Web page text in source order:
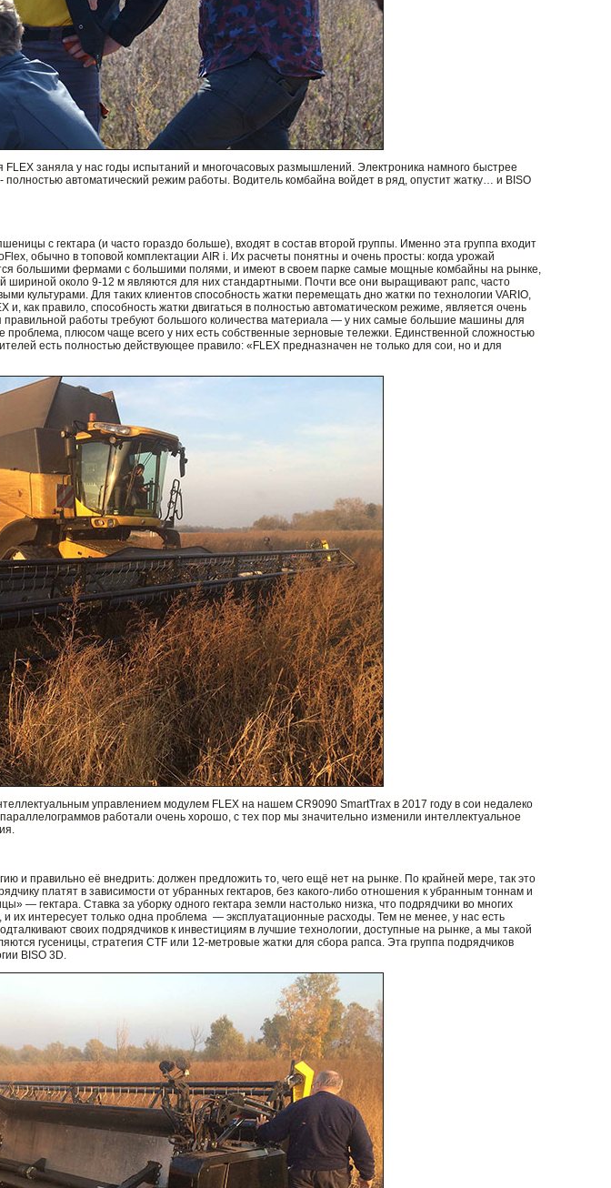
FLEX заняла у нас годы испытаний и многочасовых размышлений. Электроника намного быстрее
автоматический режим работы. Водитель комбайна войдет в ряд, опустит жатку… и BISO
с гектара (и часто гораздо больше), входят в состав второй группы. Именно эта группа входит
обычно в топовой комплектации AIR i. Их расчеты понятны и очень просты: когда урожай
большими фермами с большими полями, и имеют в своем парке самые мощные комбайны на рынке,
шириной около 9-12 м являются для них стандартными. Почти все они выращивают рапс, часто
культурами. Для таких клиентов способность жатки перемещать дно жатки по технологии VARIO,
и, как правило, способность жатки двигаться в полностью автоматическом режиме, является очень
работы требуют большого количества материала — у них самые большие машины для
проблема, плюсом чаще всего у них есть собственные зерновые тележки. Единственной сложностью
есть полностью действующее правило: «FLEX предназначен не только для сои, но и для
управлением модулем FLEX на нашем CR9090 SmartTrax в 2017 году в сои недалеко
работали очень хорошо, с тех пор мы значительно изменили интеллектуальное
и правильно её внедрить: должен предложить то, чего ещё нет на рынке. По крайней мере, так это
платят в зависимости от убранных гектаров, без какого-либо отношения к убранным тоннам и
— гектара. Ставка за уборку одного гектара земли настолько низка, что подрядчики во многих
их интересует только одна проблема — эксплуатационные расходы. Тем не менее, у нас есть
своих подрядчиков к инвестициям в лучшие технологии, доступные на рынке, а мы такой
гусеницы, стратегия CTF или 12-метровые жатки для сбора рапса. Эта группа подрядчиков
BISO 3D.